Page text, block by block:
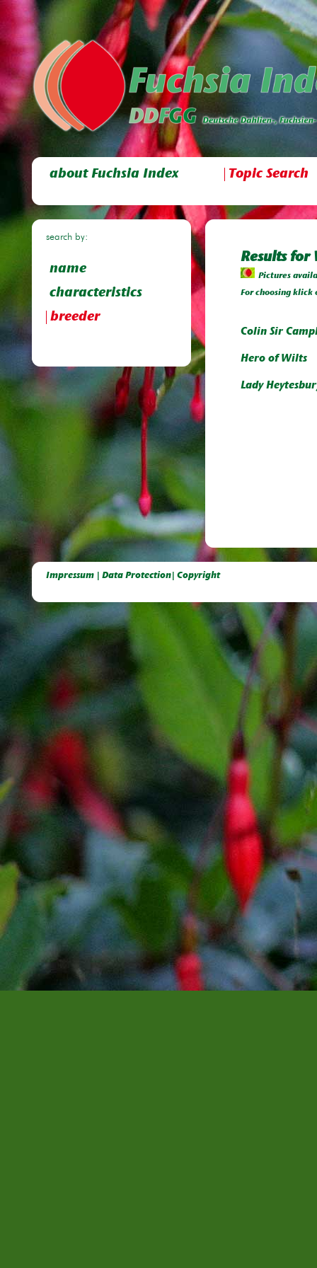
about Fuchsia Index Topic Search
search by:
name
characteristics
breeder
Results for
Pictures
For choosing klick
Colin Sir
Hero of Wilts
Lady
Impressum | Data Protection| Copyright